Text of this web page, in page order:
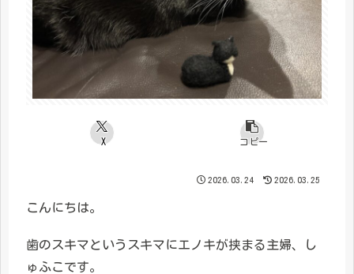
X コピー
2026.03.24 2026.03.25
こんにちは。
歯のスキマというスキマにエノキが挟まる主婦、し
ゅふこです。